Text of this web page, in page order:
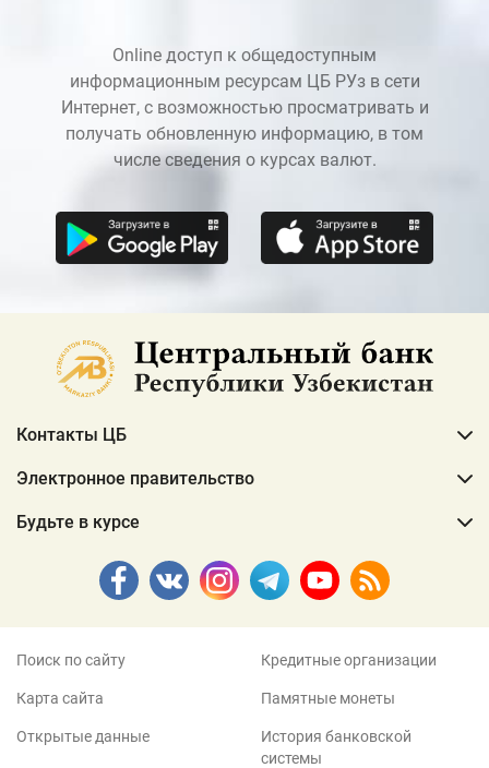
Online доступ к общедоступным
информационным ресурсам ЦБ РУз в сети
Интернет, с возможностью просматривать и
получать обновленную информацию, в том
числе сведения о курсах валют.
Контакты ЦБ
Электронное правительство
Будьте в курсе
Поиск по сайту
Карта сайта
Открытые данные
Кредитные организации
Памятные монеты
История банковской
системы